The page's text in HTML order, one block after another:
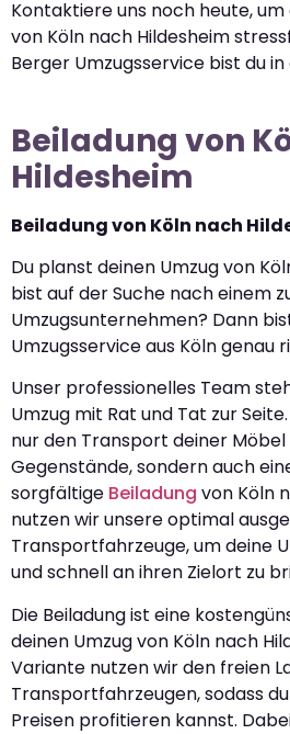
Kontaktiere uns noch heute,
von Köln nach Hildesheim
Berger Umzugsservice bist du
Beiladung von
Hildesheim
Beiladung von Köln nach
Du planst deinen Umzug von
bist auf der Suche nach einem
Umzugsunternehmen? Dann
Umzugsservice aus Köln genau
Unser professionelles Team
Umzug mit Rat und Tat zur
nur den Transport deiner
Gegenstände, sondern auch
sorgfältige Beiladung von Köln
nutzen wir unsere optimal
Transportfahrzeuge, um deine
und schnell an ihren Zielort zu
Die Beiladung ist eine
deinen Umzug von Köln nach
Variante nutzen wir den freien
Transportfahrzeugen, sodass
Preisen profitieren kannst.